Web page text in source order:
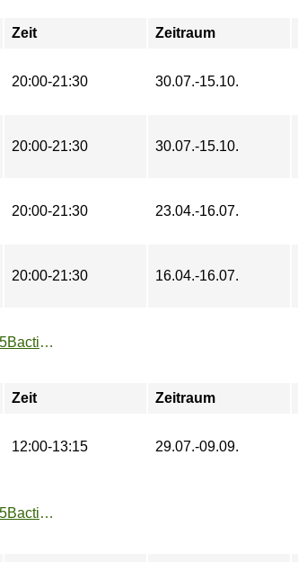
Zeit Zeitraum
20:00-21:30 30.07.-15.10.
20:00-21:30 30.07.-15.10.
20:00-21:30 23.04.-16.07.
20:00-21:30 16.04.-16.07.
https://www.tu-sport.de/sportprogramm/kurse/?tx_dwzeh_courses%5Baction%5D=show&tx_dwzeh_courses%5BsportsDescription%5D=1120&cHash=4b84843f3d41dce7343cd3bd9e0f00d9
Zeit Zeitraum
12:00-13:15 29.07.-09.09.
https://www.tu-sport.de/sportprogramm/kurse/?tx_dwzeh_courses%5Baction%5D=show&tx_dwzeh_courses%5BsportsDescription%5D=1104&cHash=01fbb7021b3d78f3d34e7421b5ed9da6